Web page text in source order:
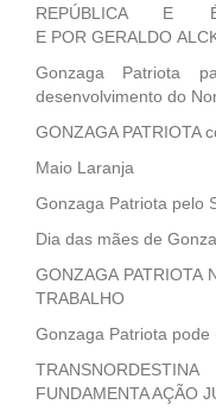
REPÚBLICA E
E POR GERALDO
Gonzaga Patriota
desenvolvimento do
GONZAGA PATRIOTA
Maio Laranja
Gonzaga Patriota pelo
Dia das mães de
GONZAGA PATRIOTA
TRABALHO
Gonzaga Patriota
FUNDAMENTA AÇÃO